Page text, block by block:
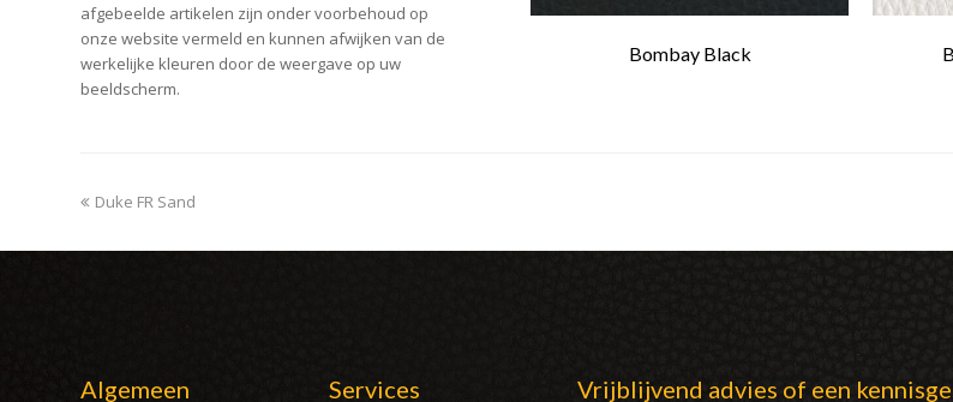
afgebeelde artikelen zijn onder voorbehoud op
onze website vermeld en kunnen afwijken van de
werkelijke kleuren door de weergave op uw
beeldscherm.
Bombay Black
previous
Duke FR Sand
Algemeen Services Vrijblijvend advies of een